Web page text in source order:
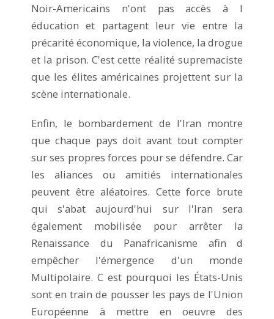
Noir-Americains n'ont pas accès à l
éducation et partagent leur vie entre la
précarité économique, la violence, la drogue
et la prison. C'est cette réalité supremaciste
que les élites américaines projettent sur la
scène internationale.
Enfin, le bombardement de l'Iran montre
que chaque pays doit avant tout compter
sur ses propres forces pour se défendre. Car
les aliances ou amitiés internationales
peuvent être aléatoires. Cette force brute
qui s'abat aujourd'hui sur l'Iran sera
également mobilisée pour arrêter la
Renaissance du Panafricanisme afin d
empêcher l'émergence d'un monde
Multipolaire. C est pourquoi les États-Unis
sont en train de pousser les pays de l'Union
Européenne à mettre en oeuvre des